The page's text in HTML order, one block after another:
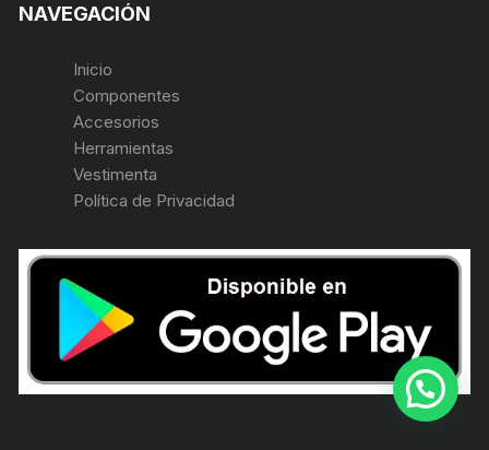
NAVEGACIÓN
Inicio
Componentes
Accesorios
Herramientas
Vestimenta
Política de Privacidad